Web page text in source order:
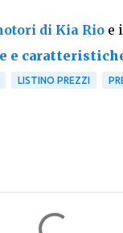
di Kia Rio e
e
LISTINO PREZZI